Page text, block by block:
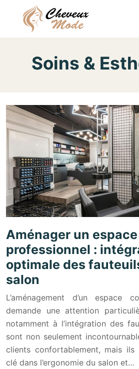
Soins &
Aménager un
professionnel :
optimale des
salon
L’aménagement d’un espace
demande une attention
notamment à l’intégration des
sont non seulement
clients confortablement, mais
clé dans l’ergonomie du salon et…